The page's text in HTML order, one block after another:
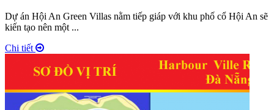
Dự án Hội An Green Villas nằm tiếp giáp với khu phố cổ Hội An sẽ
kiến tạo nên một ...
Chi tiết